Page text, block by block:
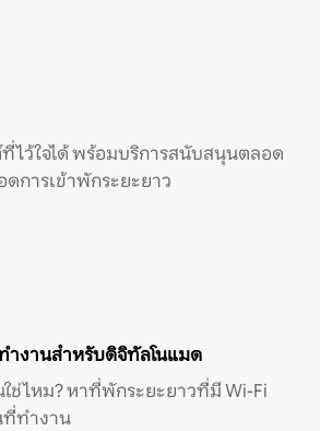
ไว้ใจได้ พร้อมบริการสนับสนุนตลอด
การเข้าพักระยะยาว
ำงานสำหรับดิจิทัลโนแมด
ช่ไหม? หาที่พักระยะยาวที่มี Wi-Fi
ที่ทำงาน